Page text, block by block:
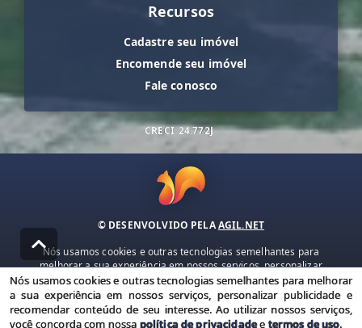
Recursos
Cadastre seu imóvel
Encomende seu imóvel
Fale conosco
CRECI 24.772J
© DESENVOLVIDO PELAAGIL.NET
Nós usamos cookies e outras tecnologias semelhantes para
melhorar a sua experiência em nossos serviços, personalizar
publicidade e recomendar conteúdo de seu interesse. Ao utilizar
nossos serviços, você concorda com nossa política de privacidade e
termos de uso.
Nós usamos cookies e outras tecnologias semelhantes para melhorar
a sua experiência em nossos serviços, personalizar publicidade e
recomendar conteúdo de seu interesse. Ao utilizar nossos serviços,
você concorda com nossa política de privacidadeetermos de uso.